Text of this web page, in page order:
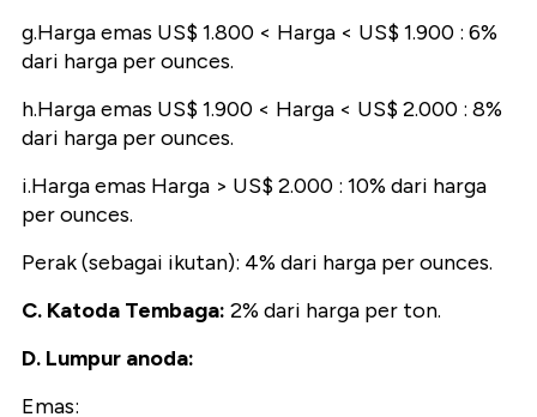
g.Harga emas US$ 1.800 < Harga < US$ 1.900 : 6%
dari harga per ounces.
h.Harga emas US$ 1.900 < Harga < US$ 2.000 : 8%
dari harga per ounces.
i.Harga emas Harga > US$ 2.000 : 10% dari harga
per ounces.
Perak (sebagai ikutan): 4% dari harga per ounces.
C. Katoda Tembaga: 2% dari harga per ton.
D. Lumpur anoda:
Emas: